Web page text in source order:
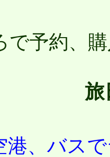
で予約、
旅
港、バス